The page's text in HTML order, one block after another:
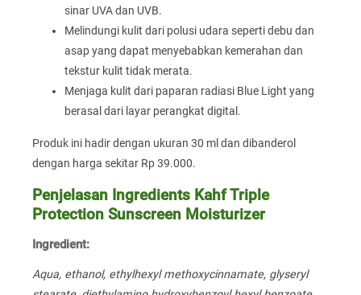
sinar UVA dan UVB.
Melindungi kulit dari polusi udara seperti debu dan
asap yang dapat menyebabkan kemerahan dan
tekstur kulit tidak merata.
Menjaga kulit dari paparan radiasi Blue Light yang
berasal dari layar perangkat digital.
Produk ini hadir dengan ukuran 30 ml dan dibanderol
dengan harga sekitar Rp 39.000.
Penjelasan Ingredients Kahf Triple
Protection Sunscreen Moisturizer
Ingredient:
Aqua, ethanol, ethylhexyl methoxycinnamate, glyseryl